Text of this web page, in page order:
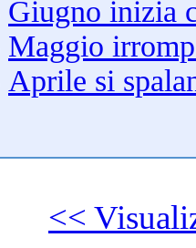
Giugno inizia
Maggio
Aprile si
<<